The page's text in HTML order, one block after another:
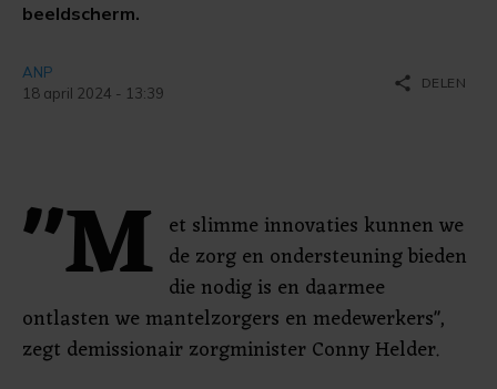
beeldscherm.
ANP
18 april 2024 - 13:39
share DELEN
"M et slimme innovaties kunnen we
de zorg en ondersteuning bieden
die nodig is en daarmee
ontlasten we mantelzorgers en medewerkers",
zegt demissionair zorgminister Conny Helder.